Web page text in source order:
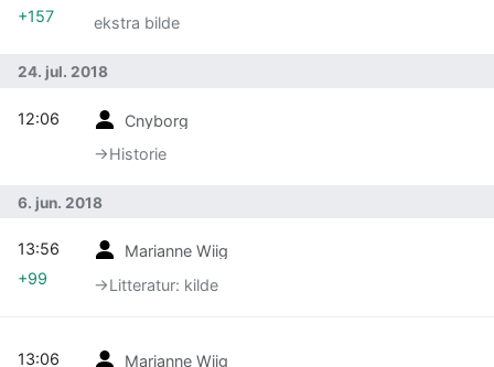
ekstra bilde
+157
24. jul. 2018
Cnyborg
→‎Historie
12:06
6. jun. 2018
Marianne Wiig
→‎Litteratur: kilde
13:56
+99
Marianne Wiig
13:06